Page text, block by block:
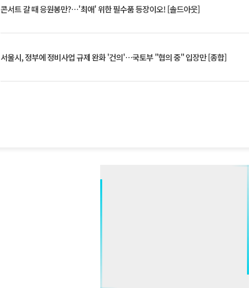
콘서트 갈 때 응원봉만?⋯'최애' 위한 필수품 등장이오! [솔드아웃]
서울시, 정부에 정비사업 규제 완화 '건의'⋯국토부 "협의 중" 입장만 [종합]